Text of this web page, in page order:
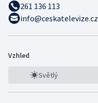
261 136 113
info@ceskatelevize.cz
Vzhled
Světlý